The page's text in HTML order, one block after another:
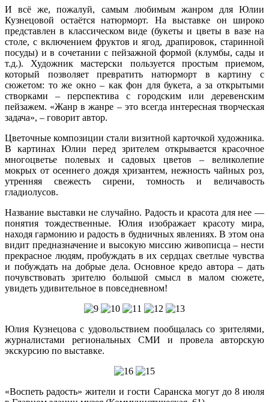
И всё же, пожалуй, самым любимым жанром для Юлии
Кузнецовой остаётся натюрморт. На выставке он широко
представлен в классическом виде (букеты и цветы в вазе на
столе, с включением фруктов и ягод, драпировок, старинной
посуды) и в сочетании с пейзажной формой (клумбы, сады и
т.д.). Художник мастерски пользуется простым приемом,
который позволяет превратить натюрморт в картину с
сюжетом: то же окно – как фон для букета, а за открытыми
створками – перспектива с городским или деревенским
пейзажем. «Жанр в жанре – это всегда интересная творческая
задача», – говорит автор.
Цветочные композиции стали визитной карточкой художника.
В картинах Юлии перед зрителем открывается красочное
многоцветье полевых и садовых цветов – великолепие
мокрых от осеннего дождя хризантем, нежность чайных роз,
утренняя свежесть сирени, томность и величавость
гладиолусов.
Название выставки не случайно. Радость и красота для нее —
понятия тождественные. Юлия изображает красоту мира,
находя гармонию и радость в будничных явлениях. В этом она
видит предназначение и высокую миссию живописца – нести
прекрасное людям, пробуждать в их сердцах светлые чувства
и побуждать на добрые дела. Основное кредо автора – дать
почувствовать зрителю большой смысл в малом сюжете,
увидеть удивительное в повседневном!
Юлия Кузнецова с удовольствием пообщалась со зрителями,
журналистами региональных СМИ и провела авторскую
экскурсию по выставке.
«Воспеть радость» жители и гости Саранска могут до 8 июля